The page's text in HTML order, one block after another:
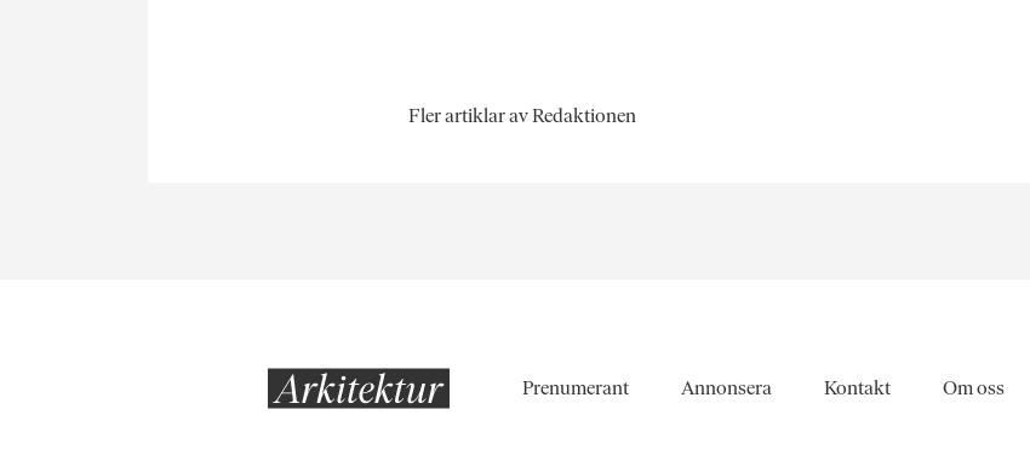
Fler artiklar av Redaktionen
Prenumerant Annonsera Kontakt Om oss